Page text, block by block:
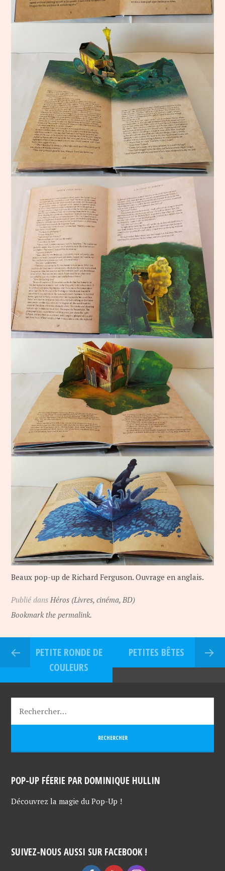
Beaux pop-up de Richard Ferguson. Ouvrage en anglais.
Publié dans Héros (Livres, cinéma, BD)
Bookmark the permalink.
PETITE RONDE DE
COULEURS
PETITES BÊTES
POP-UP FÉERIE PAR DOMINIQUE HULLIN
Découvrez la magie du Pop-Up !
SUIVEZ-NOUS AUSSI SUR FACEBOOK !